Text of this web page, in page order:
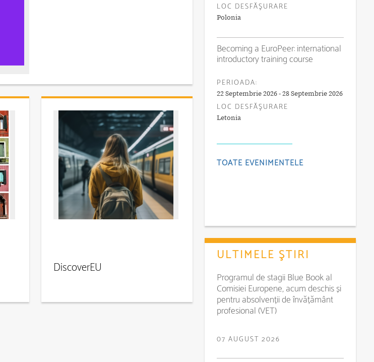
DiscoverEU
LOC DESFĂŞURARE
Polonia
Becoming a EuroPeer: international
introductory training course
PERIOADA:
22 Septembrie 2026 - 28 Septembrie 2026
LOC DESFĂŞURARE
Letonia
TOATE EVENIMENTELE
ULTIMELE ŞTIRI
Programul de stagii Blue Book al
Comisiei Europene, acum deschis și
pentru absolvenții de învățământ
profesional (VET)
07 AUGUST 2026